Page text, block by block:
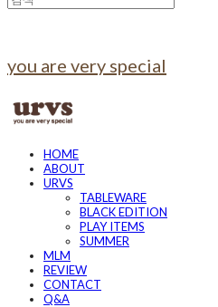
you are very special
HOME
ABOUT
URVS
TABLEWARE
BLACK EDITION
PLAY ITEMS
SUMMER
MLM
REVIEW
CONTACT
Q&A